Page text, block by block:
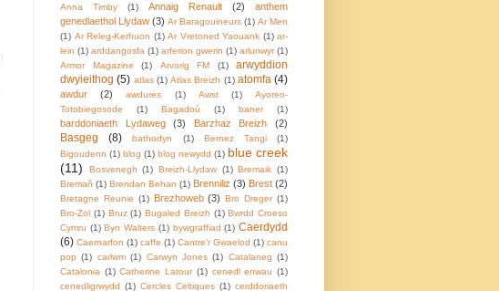
Anna Timby (1) Annaig Renault (2)
anthem
genedlaethol Llydaw (3) Ar Baragouineurs (1) Ar Men
(1) Ar Releg-Kerhuon (1) Ar Vretoned Yaouank (1) ar-
lein (1) arddangosfa (1) arferion gwerin (1) arlunwyr (1)
Armor Magazine
(1) Arvorig FM (1)
arwyddion
dwyieithog (5) atlas (1) Atlas Breizh (1) atomfa (4)
awdur (2) awdures (1) Awst (1)
Ayoreo-
Totobiegosode
(1) Bagadoù (1) baner (1)
barddoniaeth Lydaweg (3) Barzhaz Breizh (2)
Basgeg (8) bathodyn (1) Bernez Tangi
(1)
Bigoudenn (1) blog (1) blog newydd (1) blue creek
(11)
Bosvenegh (1) Breizh-Llydaw (1) Bremaik (1)
Bremañ (1) Brendan Behan (1) Brenniliz (3) Brest (2)
Bretagne Reunie (1) Brezhoweb (3) Bro Dreger (1)
Bro-Zol
(1) Bruz (1) Bugaled Breizh (1) Bwrdd Croeso
Cymru (1) Byn Walters (1) bywgraffiad (1) Caerdydd
(6) Caernarfon (1) caffe (1) Cantre'r Gwaelod (1) canu
pop (1) carlwm (1) Carwyn Jones (1) Catalaneg (1)
Catalonia (1) Catherine Latour (1) cenedl enwau (1)
cenedligrwydd
(1) Cercles Celtiques (1) cerddoriaeth